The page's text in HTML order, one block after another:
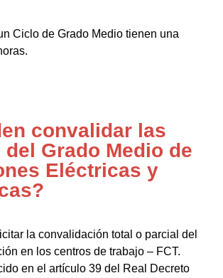
Ciclo de Grado Medio tienen una
convalidar las
Grado Medio de
Eléctricas y
la convalidación total o parcial del
en los centros de trabajo – FCT.
en el artículo 39 del Real Decreto